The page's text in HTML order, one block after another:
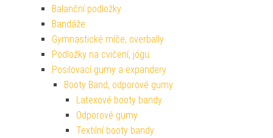
Balanční podložky
Bandáže
Gymnastické míče, overbally
Podložky na cvičení, jógu
Posilovací gumy a expandery
Booty Band, odporové gumy
Latexové booty bandy
Odporové gumy
Textilní booty bandy